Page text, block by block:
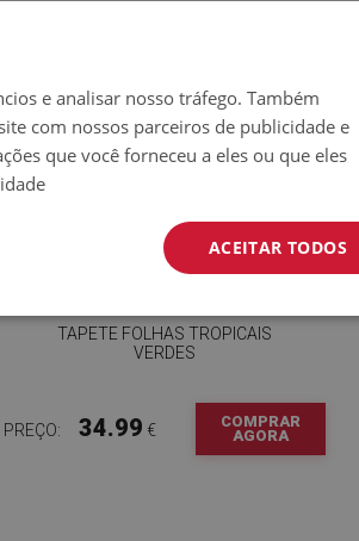
TAPETE FOLHAS TROPICAIS
VERDES
PREÇO: 34.99 €
COMPRAR
AGORA
e analisar nosso tráfego. Também
com nossos parceiros de publicidade e
que você forneceu a eles ou que eles
ACEITAR TODOS